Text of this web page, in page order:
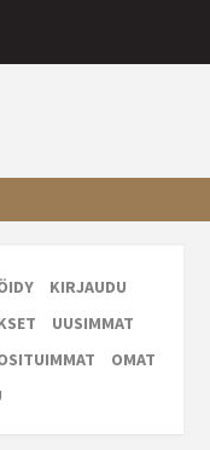
KIRJAUDU
UUSIMMAT
OMAT